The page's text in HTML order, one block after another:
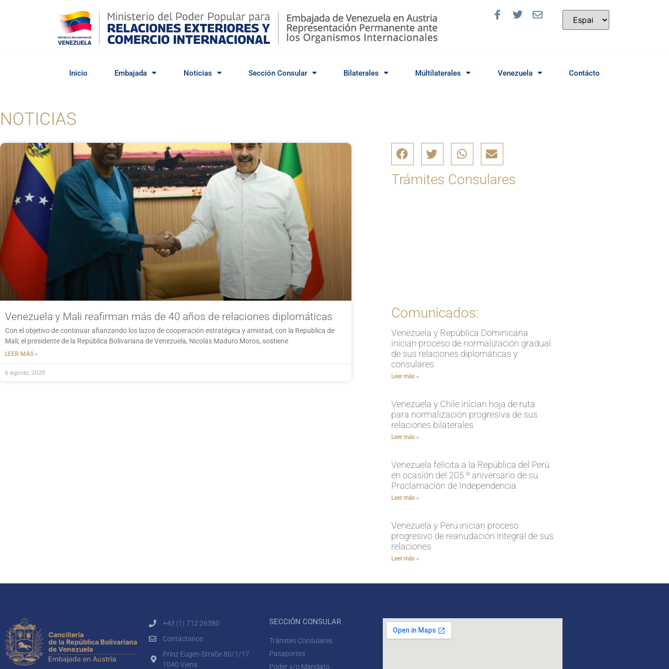
Inicio Embajada Noticias Sección Consular Bilaterales Múltilaterales Venezuela Contácto
NOTICIAS
Venezuela y Mali reafirman más de 40 años de relaciones diplomáticas
Con el objetivo de continuar afianzando los lazos de cooperación estratégica y amistad, con la Republica de
Mali; el presidente de la República Bolivariana de Venezuela, Nicolás Maduro Moros, sostiene
LEER MÁS »
6 agosto, 2025
Trámites Consulares
Comunicados:
Venezuela y República Dominicana
inician proceso de normalización gradual
de sus relaciones diplomáticas y
consulares
Leer más »
Venezuela y Chile inician hoja de ruta
para normalización progresiva de sus
relaciones bilaterales
Leer más »
Venezuela felicita a la República del Perú
en ocasión del 205.º aniversario de su
Proclamación de Independencia
Leer más »
Venezuela y Perú inician proceso
progresivo de reanudación integral de sus
relaciones
Leer más »
+43 (1) 712 26380
Contáctanos
Prinz Eugen-Straße 80/1/17
1040 Viena
SECCIÓN CONSULAR
Trámites Consulares
Pasaportes
Poder y/o Mandato